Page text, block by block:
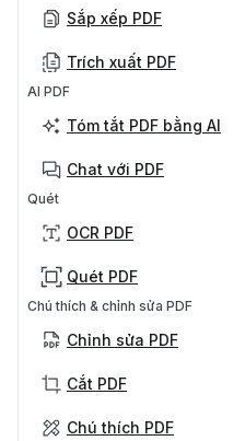
Sắp xếp PDF
Trích xuất PDF
AI PDF
Tóm tắt PDF bằng AI
Chat với PDF
Quét
OCR PDF
Quét PDF
Chú thích & chỉnh sửa PDF
Chỉnh sửa PDF
Cắt PDF
Chú thích PDF